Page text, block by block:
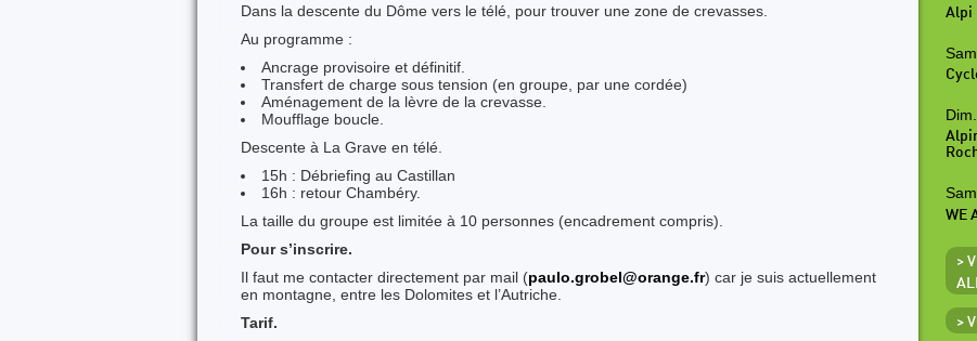
Dans la descente du Dôme vers le télé, pour trouver une zone de crevasses.
Au programme :
Ancrage provisoire et définitif.
Transfert de charge sous tension (en groupe, par une cordée)
Aménagement de la lèvre de la crevasse.
Moufflage boucle.
Descente à La Grave en télé.
15h : Débriefing au Castillan
16h : retour Chambéry.
La taille du groupe est limitée à 10 personnes (encadrement compris).
Pour s’inscrire.
Il faut me contacter directement par mail (paulo.grobel@orange.fr) car je suis actuellement
en montagne, entre les Dolomites et l’Autriche.
Tarif.
Alpi
WE
>
>